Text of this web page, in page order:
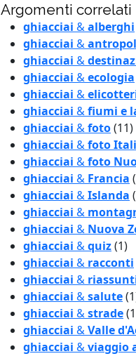
Argomenti correlati
ghiacciai &alberghi
ghiacciai &
ghiacciai &
ghiacciai &ecologia
ghiacciai &
ghiacciai &fiumi e
ghiacciai &foto(11)
ghiacciai &foto
ghiacciai &foto
ghiacciai & Francia
ghiacciai &Islanda
ghiacciai &
ghiacciai & Nuova
ghiacciai &quiz(1)
ghiacciai & racconti
ghiacciai &
ghiacciai &salute
ghiacciai &strade
ghiacciai &Valle
ghiacciai &viaggio